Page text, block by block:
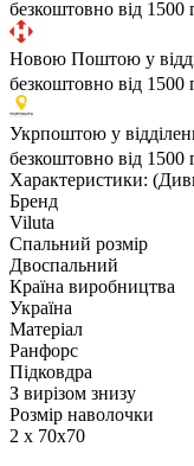
безкоштовно від 1500
Новою Поштою у
безкоштовно від 1500
Укрпоштою у
безкоштовно від 1500
Характеристики:
Бренд
Viluta
Спальний розмір
Двоспальний
Країна виробництва
Україна
Матеріал
Ранфорс
Підковдра
З вирізом знизу
Розмір наволочки
2 х 70х70